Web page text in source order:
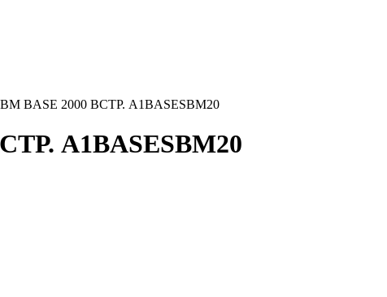
BASE 2000 ВСТР. A1BASESBM20
A1BASESBM20